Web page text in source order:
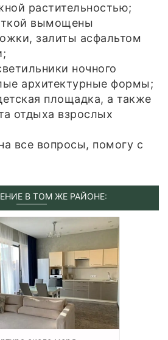
растительностью;
вымощены
залиты асфальтом
ночного
архитектурные формы;
площадка, а также
отдыха взрослых
все вопросы, помогу с
В ТОМ ЖЕ РАЙОНЕ: